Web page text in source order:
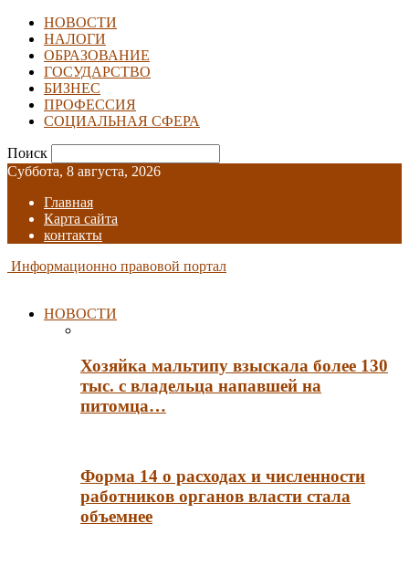
НОВОСТИ
НАЛОГИ
ОБРАЗОВАНИЕ
ГОСУДАРСТВО
БИЗНЕС
ПРОФЕССИЯ
СОЦИАЛЬНАЯ СФЕРА
Поиск
Суббота, 8 августа, 2026
Главная
Карта сайта
контакты
Информационно правовой портал
НОВОСТИ
Хозяйка мальтипу взыскала более 130
тыс. с владельца напавшей на
питомца…
Форма 14 о расходах и численности
работников органов власти стала
объемнее